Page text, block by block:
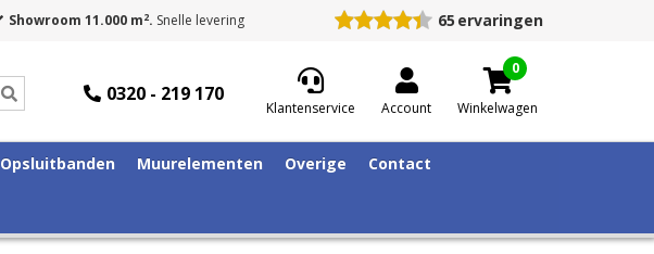
Showroom 11.000 m2. Snelle levering 65 ervaringen
0320 - 219 170
Klantenservice Account
0
Winkelwagen
Opsluitbanden Muurelementen Overige Contact